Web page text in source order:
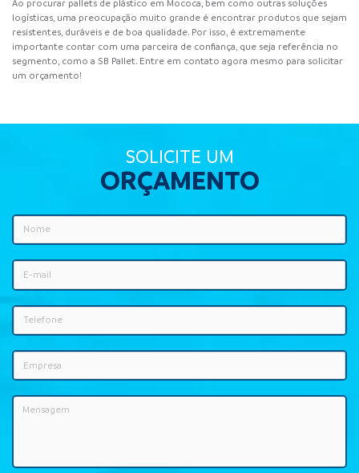
Ao procurar pallets de plástico em Mococa, bem como outras soluções
logísticas, uma preocupação muito grande é encontrar produtos que sejam
resistentes, duráveis e de boa qualidade. Por isso, é extremamente
importante contar com uma parceira de confiança, que seja referência no
segmento, como a SB Pallet. Entre em contato agora mesmo para solicitar
um orçamento!
SOLICITE UM
ORÇAMENTO